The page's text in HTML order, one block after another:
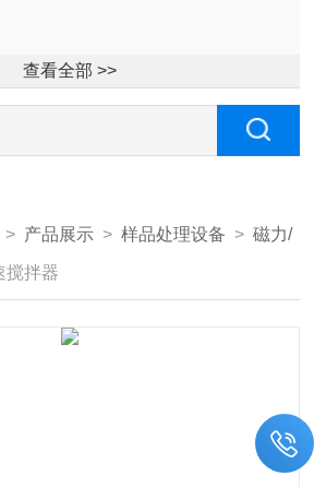
查看全部 >>
> 产品展示 >样品处理设备 >磁力/
搅拌器